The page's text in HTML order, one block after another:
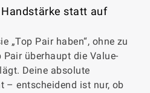
statt auf
„Top Pair haben“, ohne zu
überhaupt die Value-
Deine absolute
– entscheidend ist nur, ob